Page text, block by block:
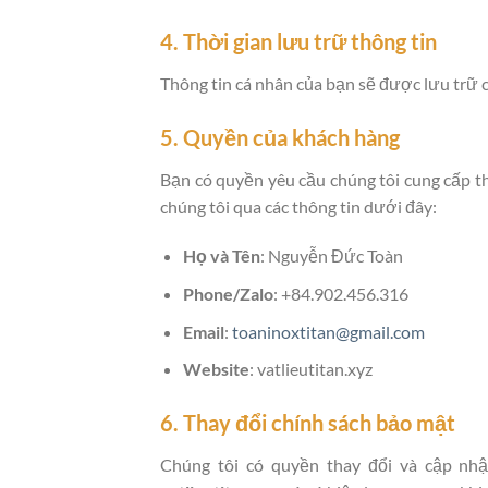
4. Thời gian lưu trữ thông tin
Thông tin cá nhân của bạn sẽ được lưu trữ
5. Quyền của khách hàng
Bạn có quyền yêu cầu chúng tôi cung cấp
chúng tôi qua các thông tin dưới đây:
Họ và Tên: Nguyễn Đức Toàn
Phone/Zalo: +84.902.456.316
Email: toaninoxtitan@gmail.com
Website: vatlieutitan.xyz
6. Thay đổi chính sách bảo mật
Chúng tôi có quyền thay đổi và cập